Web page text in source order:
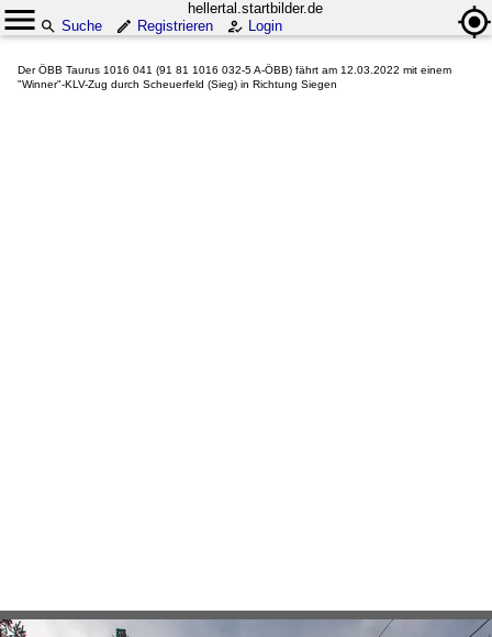
hellertal.startbilder.de
Suche
Registrieren Login
Der ÖBB Taurus 1016 041 (91 81 1016 032-5 A-ÖBB) fährt am 12.03.2022 mit einem
"Winner"-KLV-Zug durch Scheuerfeld (Sieg) in Richtung Siegen